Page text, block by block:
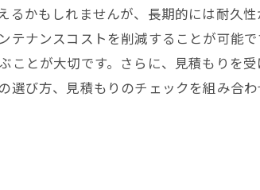
材料と施工方法の詳細
特性を反映した補修事例
選定から施工完了までの流れ
るかもしれませんが、長期的には耐久
テナンスコストを削減することが可能
ことが大切です。さらに、見積もりを
選び方、見積もりのチェックを組み合